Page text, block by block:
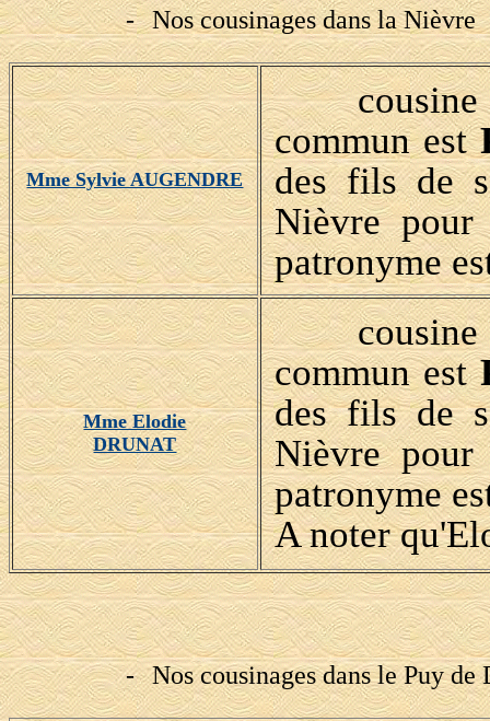
- Nos cousinages dans la Nièvre
Mme Sylvie AUGENDRE
cousine
commun est
des fils de
Nièvre
patronyme
Mme Elodie
DRUNAT
cousine
commun est
des fils de
Nièvre
patronyme
A noter
- Nos cousinages dans le Puy de